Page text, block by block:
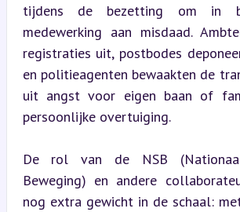
tijdens de bezetting om in
medewerking aan misdaad.
registraties uit, postbodes
en politieagenten bewaakten de
uit angst voor eigen baan of
persoonlijke overtuiging.
De rol van de NSB (Nationaal-
Beweging) en andere
nog extra gewicht in de schaal: